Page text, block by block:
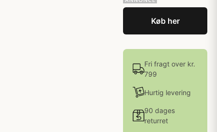
Køb her
Fri fragt over kr.
799
Hurtig levering
90 dages
returret